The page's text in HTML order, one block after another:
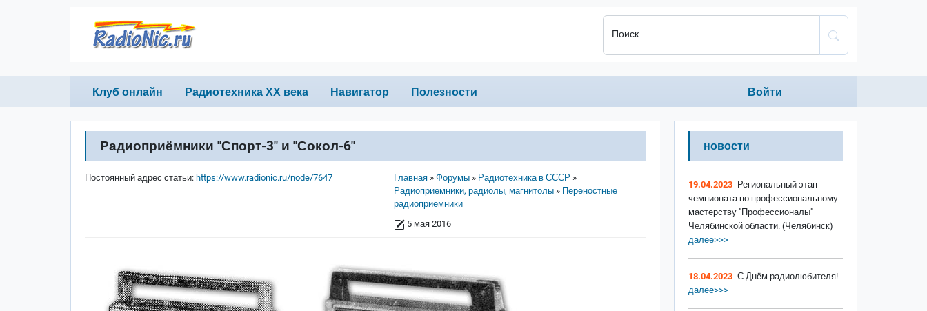
Поиск
Primary links
Клуб онлайн Радиотехника ХХ века Навигатор Полезности
Anonumous menu
Войти
Радиоприёмники "Спорт-3" и "Сокол-6"
Строка навигации
Главная Форумы
Радиотехника в СССР
Радиоприемники, радиолы, магнитолы
Переностные
радиоприемники
5 мая 2016
Постоянный адрес статьи: https://www.radionic.ru/node/7647
новости
19.04.2023 Региональный этап
чемпионата по профессиональному
мастерству "Профессионалы"
Челябинской области. (Челябинск)
далее>>>
18.04.2023 С Днём радиолюбителя!
далее>>>